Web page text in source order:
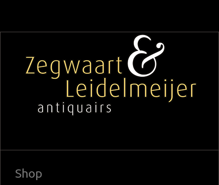
Shop